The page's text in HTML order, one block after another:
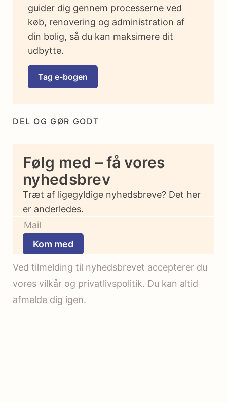
DEL OG GØR GODT
Følg med – få vores
nyhedsbrev
Træt af ligegyldige nyhedsbreve? Det her
er anderledes.
Kom med
Ved tilmelding til nyhedsbrevet accepterer du
vores vilkår og privatlivspolitik. Du kan altid
afmelde dig igen.
guider dig gennem processerne ved
køb, renovering og administration af
din bolig, så du kan maksimere dit
udbytte.
Tag e-bogen